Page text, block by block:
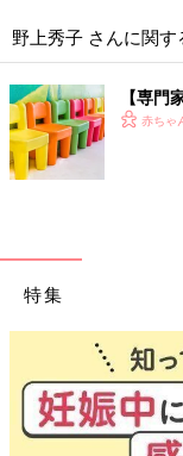
野上秀子 さんに関
【専門
赤ちゃ
特集